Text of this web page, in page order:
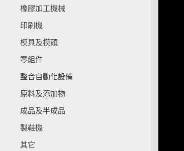
橡膠加工機械
印刷機
模具及模頭
零組件
整合自動化設備
原料及添加物
成品及半成品
製鞋機
其它